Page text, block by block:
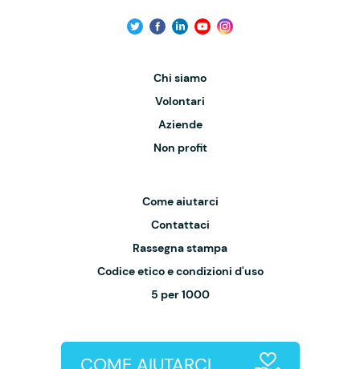
Chi siamo
Volontari
Aziende
Non profit
Come aiutarci
Contattaci
Rassegna stampa
Codice etico e condizioni d'uso
5 per 1000